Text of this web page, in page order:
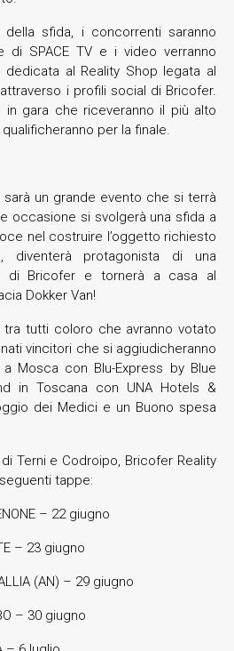
sfida, i concorrenti saranno
di SPACE TV e i video verranno
al Reality Shop legata al
i profili social di Bricofer.
gara che riceveranno il più alto
per la finale.
sarà un grande evento che si terrà
occasione si svolgerà una sfida a
nel costruire l’oggetto richiesto
diventerà protagonista di una
di Bricofer e tornerà a casa al
Dokker Van!
tra tutti coloro che avranno votato
vincitori che si aggiudicheranno
Mosca con Blu-Express by Blue
in Toscana con UNA Hotels &
dei Medici e un Buono spesa
Terni e Codroipo, Bricofer Reality
tappe:
– 22 giugno
– 23 giugno
(AN) – 29 giugno
– 30 giugno